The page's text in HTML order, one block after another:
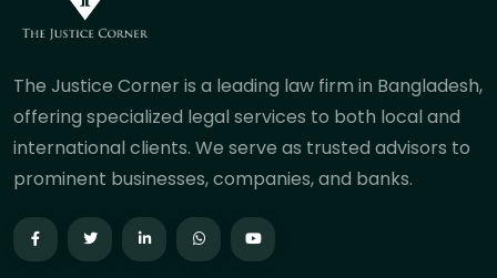
The Justice Corner is a leading law firm in Bangladesh,
offering specialized legal services to both local and
international clients. We serve as trusted advisors to
prominent businesses, companies, and banks.